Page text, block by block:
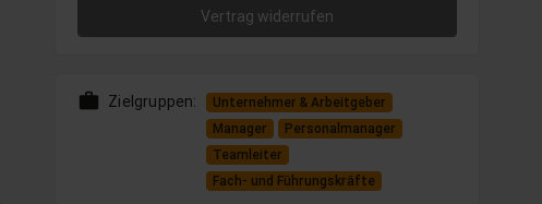
Vertrag widerrufen
work Zielgruppen:
Unternehmer & Arbeitgeber
Manager
Personalmanager
Teamleiter
Fach- und Führungskräfte